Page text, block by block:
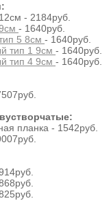
- 2184руб.
- 1640руб.
5 8см - 1640руб.
тип 1 9см - 1640руб.
тип 4 9см - 1640руб.
планка - 1542руб.